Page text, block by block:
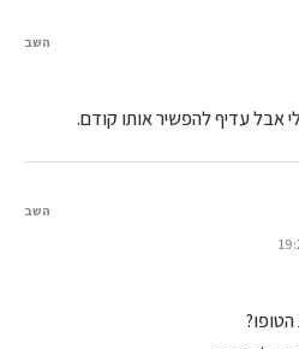
אבל עדיף להפשיר אותו קודם.
השב
השב